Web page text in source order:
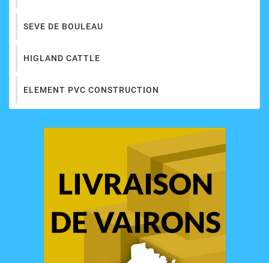
SEVE DE BOULEAU
HIGLAND CATTLE
ELEMENT PVC CONSTRUCTION